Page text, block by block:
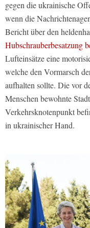
gegen die ukrainische
wenn die
Bericht über den
Hubschrauberbesatzung
Lufteinsätze eine
welche den Vormarsch
aufhalten sollte. Die vor
Menschen bewohnte
Verkehrsknotenpunkt
in ukrainischer Hand.